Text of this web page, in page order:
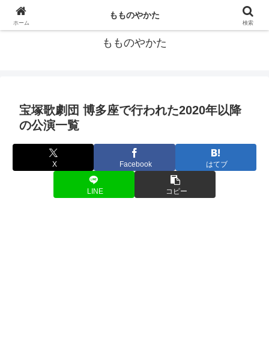
宝塚歌劇団の個人的データ集
もものやかた
宝塚歌劇団 博多座で行われた2020年以降
の公演一覧
X Facebook はてブ
LINE コピー
ホーム
もものやかた
検索